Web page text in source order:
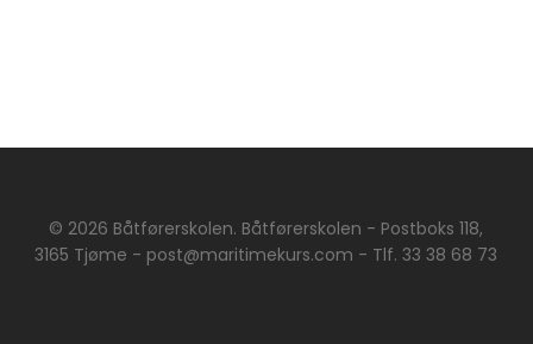
© 2026 Båtførerskolen. Båtførerskolen - Postboks 118,
3165 Tjøme - post@maritimekurs.com - Tlf. 33 38 68 73